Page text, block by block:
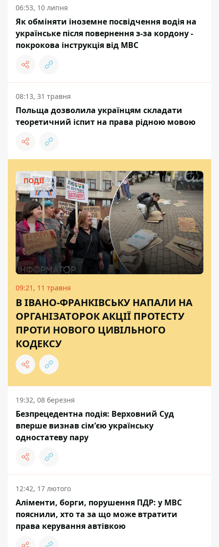
06:53, 10 липня
Як обміняти іноземне посвідчення водія на
українське після повернення з-за кордону -
покрокова інструкція від МВС
08:13, 31 травня
Польща дозволила українцям складати
теоретичний іспит на права рідною мовою
ПОДІЇ
09:21, 11 травня
В ІВАНО-ФРАНКІВСЬКУ НАПАЛИ НА
ОРГАНІЗАТОРОК АКЦІЇ ПРОТЕСТУ
ПРОТИ НОВОГО ЦИВІЛЬНОГО
КОДЕКСУ
19:32, 08 березня
Безпрецедентна подія: Верховний Суд
вперше визнав сімʼєю українську
одностатеву пару
12:42, 17 лютого
Аліменти, борги, порушення ПДР: у МВС
пояснили, хто та за що може втратити
права керування автівкою